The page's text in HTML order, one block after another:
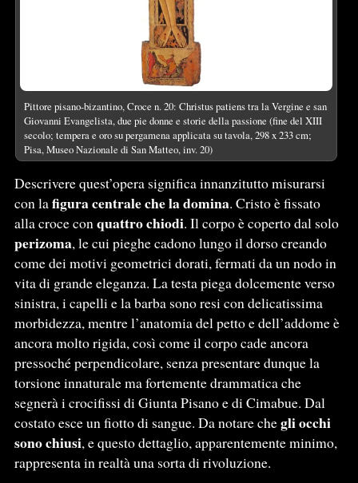
Pittore pisano-bizantino, Croce n. 20: Christus patiens tra la Vergine e san
Giovanni Evangelista, due pie donne e storie della passione (fine del XIII
secolo; tempera e oro su pergamena applicata su tavola, 298 x 233 cm;
Pisa, Museo Nazionale di San Matteo, inv. 20)
Descrivere quest’opera significa innanzitutto misurarsi
con lafigura centrale che la domina. Cristo è fissato
alla croce con quattro chiodi. Il corpo è coperto dal solo
perizoma, le cui pieghe cadono lungo il dorso creando
come dei motivi geometrici dorati, fermati da un nodo in
vita di grande eleganza. La testa piega dolcemente verso
sinistra, i capelli e la barba sono resi con delicatissima
morbidezza, mentre l’anatomia del petto e dell’addome è
ancora molto rigida, così come il corpo cade ancora
pressoché perpendicolare, senza presentare dunque la
torsione innaturale ma fortemente drammatica che
segnerà i crocifissi di Giunta Pisano e di Cimabue. Dal
costato esce un fiotto di sangue. Da notare chegli occhi
sono chiusi, e questo dettaglio, apparentemente minimo,
rappresenta in realtà una sorta di rivoluzione.